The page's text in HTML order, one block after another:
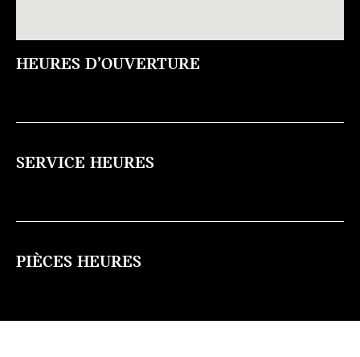
HEURES D’OUVERTURE
SERVICE HEURES
PIÈCES HEURES